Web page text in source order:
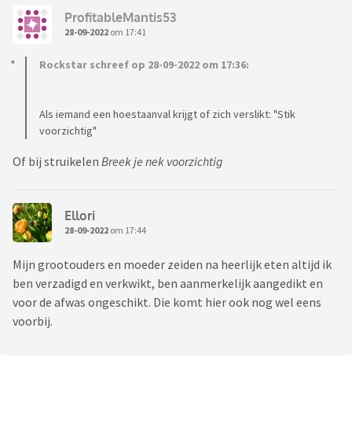
- 'Jouw wil staat achter de deur! Ga maar kijken . '
Welke uitspraken weet jij nog en gebruik je zelf ?
ProfitableMantis53
28-09-2022 om 17:41
Rockstar schreef op 28-09-2022 om 17:36:
Als iemand een hoestaanval krijgt of zich verslikt: "Stik
voorzichtig"
Of bij struikelen Breek je nek voorzichtig
Ellori
28-09-2022 om 17:44
Mijn grootouders en moeder zeiden na heerlijk eten altijd ik
ben verzadigd en verkwikt, ben aanmerkelijk aangedikt en
voor de afwas ongeschikt. Die komt hier ook nog wel eens
voorbij.